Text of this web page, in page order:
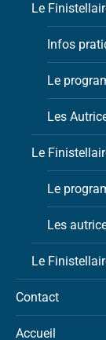
Le
Infos
Le
Les
Le
Le
Les
Le
Contact
Accueil